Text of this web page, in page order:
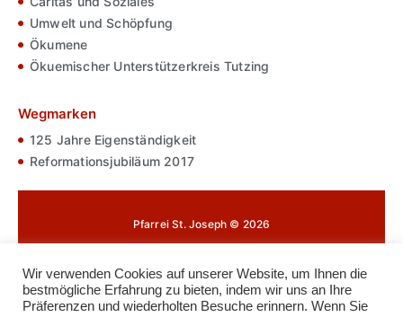
Umwelt und Schöpfung
Ökumene
Ökuemischer Unterstützerkreis Tutzing
Wegmarken
125 Jahre Eigenständigkeit
Reformationsjubiläum 2017
Pfarrei St. Joseph © 2026
Datenschutz
Wir verwenden Cookies auf unserer Website, um Ihnen die
bestmögliche Erfahrung zu bieten, indem wir uns an Ihre
Präferenzen und wiederholten Besuche erinnern. Wenn Sie